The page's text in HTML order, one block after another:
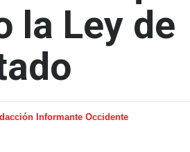
la Ley de
Informante Occidente